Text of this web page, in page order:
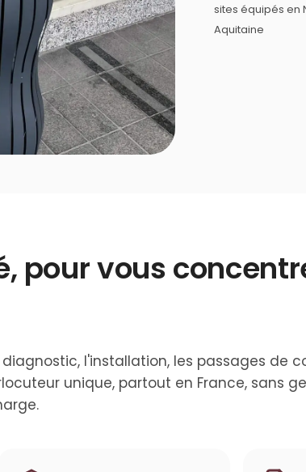
sites équipés en
Aquitaine
pour vous
l'installation, les passages de
unique, partout en France, sans